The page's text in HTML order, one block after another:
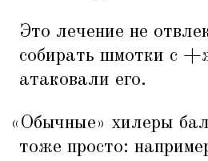
Это лечение не
собирать шмотки с
атаковали его.
« Обычные» хилеры
тоже просто: